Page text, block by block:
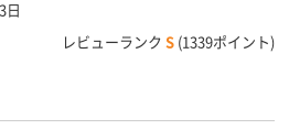
日
レビューランク S (1339ポイント)